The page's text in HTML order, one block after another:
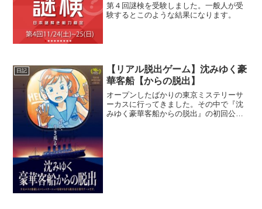
第４回謎検を受験しました。一般人が受
験するとこのような結果になります。
日記
【リアル脱出ゲーム】沈みゆく豪
華客船【からの脱出】
オープンしたばかりの東京ミステリーサ
ーカスに行ってきました。その中で『沈
みゆく豪華客船からの脱出』の初回公演